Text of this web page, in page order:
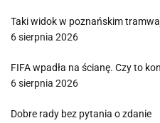
Taki widok w poznańskim
6 sierpnia 2026
FIFA wpadła na ścianę. Czy to
6 sierpnia 2026
Dobre rady bez pytania o zdanie